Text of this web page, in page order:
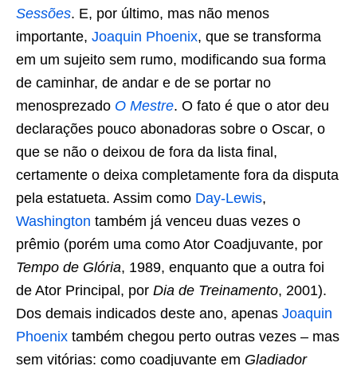
Sessões. E, por último, mas não menos
importante, Joaquin Phoenix, que se transforma
em um sujeito sem rumo, modificando sua forma
de caminhar, de andar e de se portar no
menosprezado O Mestre. O fato é que o ator deu
declarações pouco abonadoras sobre o Oscar, o
que se não o deixou de fora da lista final,
certamente o deixa completamente fora da disputa
pela estatueta. Assim como Day-Lewis,
Washington também já venceu duas vezes o
prêmio (porém uma como Ator Coadjuvante, por
Tempo de Glória, 1989, enquanto que a outra foi
de Ator Principal, por Dia de Treinamento, 2001).
Dos demais indicados deste ano, apenas Joaquin
Phoenix também chegou perto outras vezes – mas
sem vitórias: como coadjuvante em Gladiador